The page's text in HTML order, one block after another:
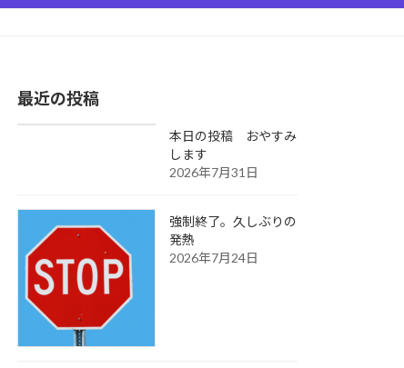
最近の投稿
本日の投稿 おやすみ
します
2026年7月31日
強制終了。久しぶりの
発熱
2026年7月24日